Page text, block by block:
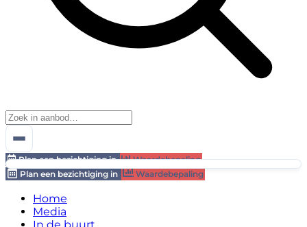
Plan een bezichtiging in
Waardebepaling
Plan een bezichtiging in
Waardebepaling
Home
Media